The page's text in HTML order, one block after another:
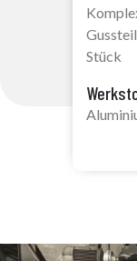
Stück